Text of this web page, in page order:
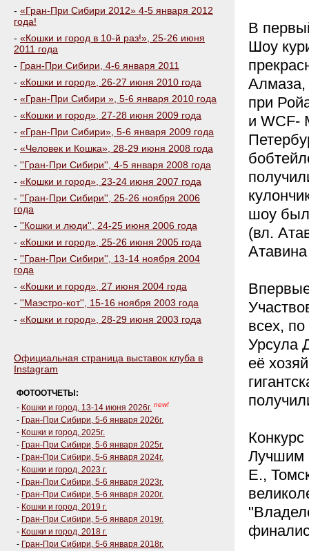
- «Гран-При Сибири 2012» 4-5 января 2012
года!
- «Кошки и город в 10-й раз!», 25-26 июня
2011 года
- Гран-При Сибири, 4-6 января 2011
- «Кошки и город», 26-27 июня 2010 года
- «Гран-При Сибири », 5-6 января 2010 года
- «Кошки и город», 27-28 июня 2009 года
- «Гран-При Сибири», 5-6 января 2009 года
- «Человек и Кошка», 28-29 июня 2008 года
- ''Гран-При Сибири'', 4-5 января 2008 года
- «Кошки и город», 23-24 июня 2007 года
- ''Гран-При Сибири'', 25-26 ноября 2006
года
- ''Кошки и люди'', 24-25 июня 2006 года
- «Кошки и город», 25-26 июня 2005 года
- ''Гран-При Сибири'', 13-14 ноября 2004
года
- «Кошки и город», 27 июня 2004 года
- ''Маэстро-кот'', 15-16 ноября 2003 года
- «Кошки и город», 28-29 июня 2003 года
Официальная страница выставок клуба в
Instagram
ФОТООТЧЕТЫ:
- Кошки и город, 13-14 июня 2026г. new!
- Гран-При Сибири, 5-6 января 2026г.
- Кошки и город, 2025г.
- Гран-При Сибири, 5-6 января 2025г.
- Гран-При Сибири, 5-6 января 2024г.
- Кошки и город, 2023 г.
- Гран-При Сибири, 5-6 января 2023г.
- Гран-При Сибири, 5-6 января 2020г.
- Кошки и город, 2019 г.
- Гран-При Сибири, 5-6 января 2019г.
- Кошки и город, 2018 г.
- Гран-При Сибири, 5-6 января 2018г.
В
Шоу
Алмаза,
при
и WCF-
шоу был
(вл.
всех,
Урсула
её
Лучшим
Е.,